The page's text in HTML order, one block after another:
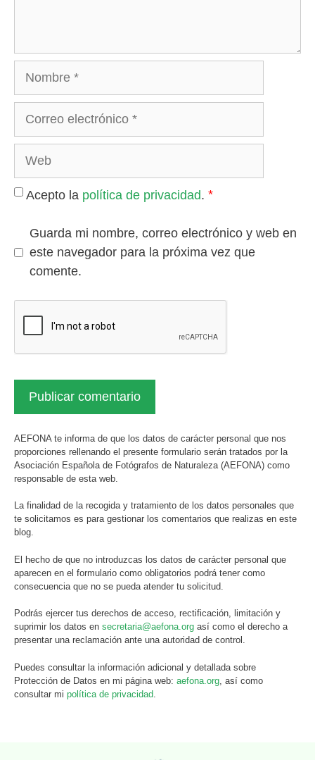
Acepto la política de privacidad. *
Guarda mi nombre, correo electrónico y web en
este navegador para la próxima vez que
comente.
AEFONA te informa de que los datos de carácter personal que nos
proporciones rellenando el presente formulario serán tratados por la
Asociación Española de Fotógrafos de Naturaleza (AEFONA) como
responsable de esta web.
La finalidad de la recogida y tratamiento de los datos personales que
te solicitamos es para gestionar los comentarios que realizas en este
blog.
El hecho de que no introduzcas los datos de carácter personal que
aparecen en el formulario como obligatorios podrá tener como
consecuencia que no se pueda atender tu solicitud.
Podrás ejercer tus derechos de acceso, rectificación, limitación y
suprimir los datos en secretaria@aefona.org así como el derecho a
presentar una reclamación ante una autoridad de control.
Puedes consultar la información adicional y detallada sobre
Protección de Datos en mi página web: aefona.org , así como
consultar mi política de privacidad